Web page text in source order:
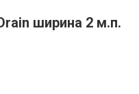
ширина 2 м.п.